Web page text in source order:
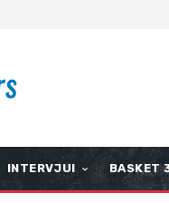
INTERVJUI BASKET